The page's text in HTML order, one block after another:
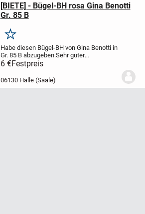
[BIETE] - Bügel-BH rosa Gina Benotti
Gr. 85 B
Merken
Habe diesen Bügel-BH von Gina Benotti in
Gr. 85 B abzugeben.Sehr guter
Zustand.6,00 Euro + VK (1,80 Euro
Großbrief).
Zahlung per Paypal.
6 €Festpreis
06130 Halle (Saale)